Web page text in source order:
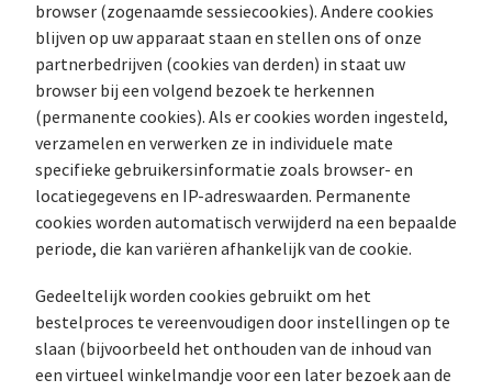
browser (zogenaamde sessiecookies). Andere cookies
blijven op uw apparaat staan en stellen ons of onze
partnerbedrijven (cookies van derden) in staat uw
browser bij een volgend bezoek te herkennen
(permanente cookies). Als er cookies worden ingesteld,
verzamelen en verwerken ze in individuele mate
specifieke gebruikersinformatie zoals browser- en
locatiegegevens en IP-adreswaarden. Permanente
cookies worden automatisch verwijderd na een bepaalde
periode, die kan variëren afhankelijk van de cookie.
Gedeeltelijk worden cookies gebruikt om het
bestelproces te vereenvoudigen door instellingen op te
slaan (bijvoorbeeld het onthouden van de inhoud van
een virtueel winkelmandje voor een later bezoek aan de